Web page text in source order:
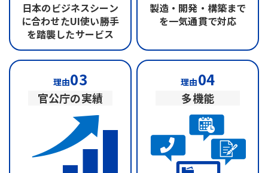
日本のビジネスシーン
に合わせたUI使い勝手
を踏襲したサービス
製造・開発・構築まで
を一気通貫で対応
理由03
官公庁の実績
理由04
多機能